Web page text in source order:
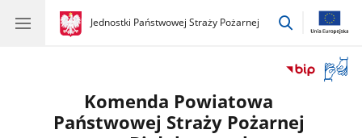
gov.pl
Jednostki Państwowej Straży Pożarnej
gov.pl
Jednostki
przejdź
okno
Komenda Powiatowa
Państwowej Straży Pożarnej